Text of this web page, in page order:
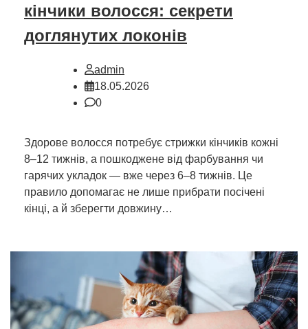
кінчики волосся: секрети
доглянутих локонів
admin
18.05.2026
0
Здорове волосся потребує стрижки кінчиків кожні
8–12 тижнів, а пошкоджене від фарбування чи
гарячих укладок — вже через 6–8 тижнів. Це
правило допомагає не лише прибрати посічені
кінці, а й зберегти довжину…